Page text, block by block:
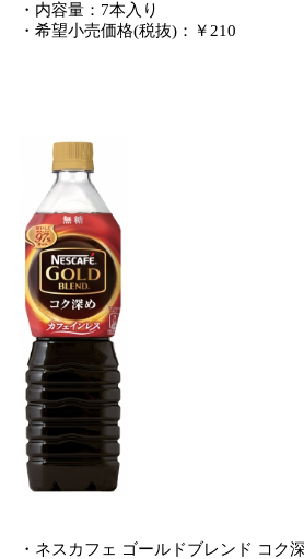
・内容量：7本入り
・希望小売価格(税抜)：￥210
・ネスカフェ ゴールドブレンド コク